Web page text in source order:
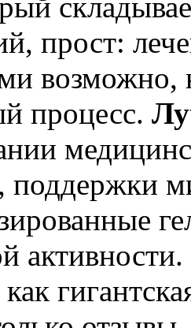
прост:
возможно,
процесс.
поддержки